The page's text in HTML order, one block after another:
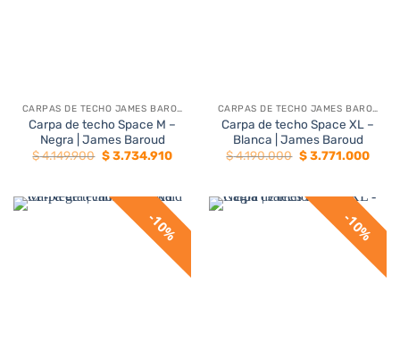
CARPAS DE TECHO JAMES BAROUD
Carpa de techo Space M –
Negra | James Baroud
$4.149.900 El
precio
$ 4.149.900.
$3.734.910El
$ 3.734.910.
CARPAS DE TECHO JAMES BAROUD
Carpa de techo Space XL –
Blanca | James Baroud
$4.190.000 El
precio
$ 4.190.000.
$3.771.000El
$
10% 10%